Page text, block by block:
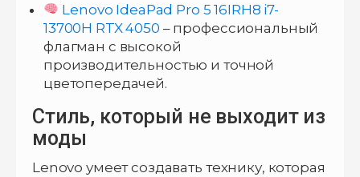
Lenovo IdeaPad Pro 5 16IRH8 i7-
13700H RTX 4050 – профессиональный
флагман с высокой
производительностью и точной
цветопередачей.
Стиль, который не выходит из
моды
Lenovo умеет создавать технику, которая